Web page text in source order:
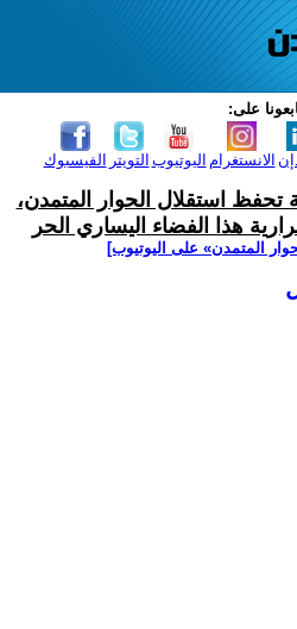
على:
الفيسبوك التويتر اليوتيوب الانستغرام
تحفظ استقلال الحوار المتمدن،
هذا الفضاء اليساري الحر
المتمدن» على اليوتيوب]